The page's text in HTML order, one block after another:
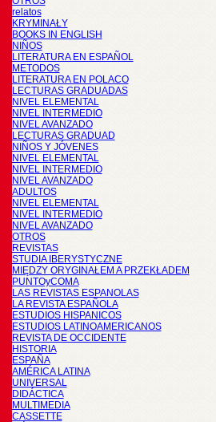
relatos
KRYMINAŁY
BOOKS IN ENGLISH
NIÑOS
LITERATURA EN ESPAÑOL
METODOS
LITERATURA EN POLACO
LECTURAS GRADUADAS
NIVEL ELEMENTAL
NIVEL INTERMEDIO
NIVEL AVANZADO
LECTURAS GRADUAD
NIÑOS Y JÓVENES
NIVEL ELEMENTAL
NIVEL INTERMEDIO
NIVEL AVANZADO
ADULTOS
NIVEL ELEMENTAL
NIVEL INTERMEDIO
NIVEL AVANZADO
OTROS
REVISTAS
STUDIA IBERYSTYCZNE
MIĘDZY ORYGINAŁEM A PRZEKŁADEM
PUNTOyCOMA
LAS REVISTAS ESPANOLAS
LA REVISTA ESPAÑOLA
ESTUDIOS HISPANICOS
ESTUDIOS LATINOAMERICANOS
REVISTA DE OCCIDENTE
HISTORIA
ESPAÑA
AMÉRICA LATINA
UNIVERSAL
DIDÁCTICA
MULTIMEDIA
CASSETTE